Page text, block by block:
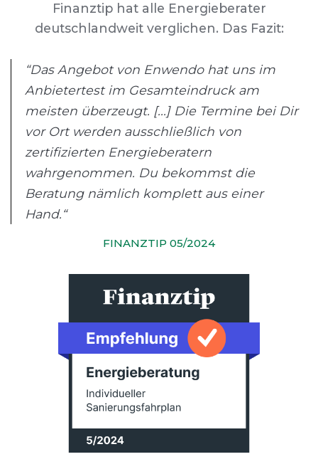
Finanztip hat alle Energieberater
deutschlandweit verglichen. Das Fazit:
“Das Angebot von Enwendo hat uns im
Anbietertest im Gesamteindruck am
meisten überzeugt. [...] Die Termine bei Dir
vor Ort werden ausschließlich von
zertifizierten Energieberatern
wahrgenommen. Du bekommst die
Beratung nämlich komplett aus einer
Hand.“
FINANZTIP 05/2024